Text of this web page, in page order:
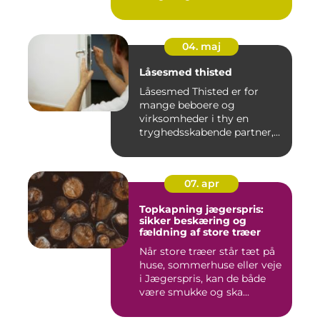
04. maj
Låsesmed thisted
Låsesmed Thisted er for
mange beboere og
virksomheder i thy en
tryghedsskabende partner,
07. apr
Topkapning jægerspris:
sikker beskæring og
fældning af store træer
Når store træer står tæt på
huse, sommerhuse eller veje
i Jægerspris, kan de både
være smukke og ska...